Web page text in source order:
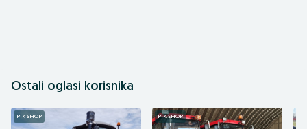
Pratite nas na facebook-u
Ostali oglasi korisnika
PIK SHOP PIK SHOP